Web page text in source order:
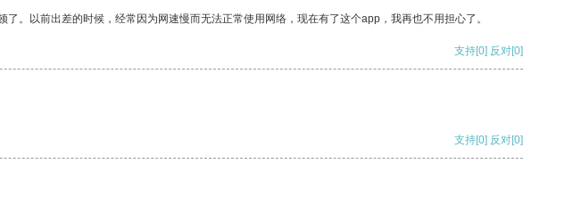
。以前出差的时候，经常因为网速慢而无法正常使用网络，现在有了这个app，我再也不用担心了。
支持[0] 反对[0]
支持[0] 反对[0]